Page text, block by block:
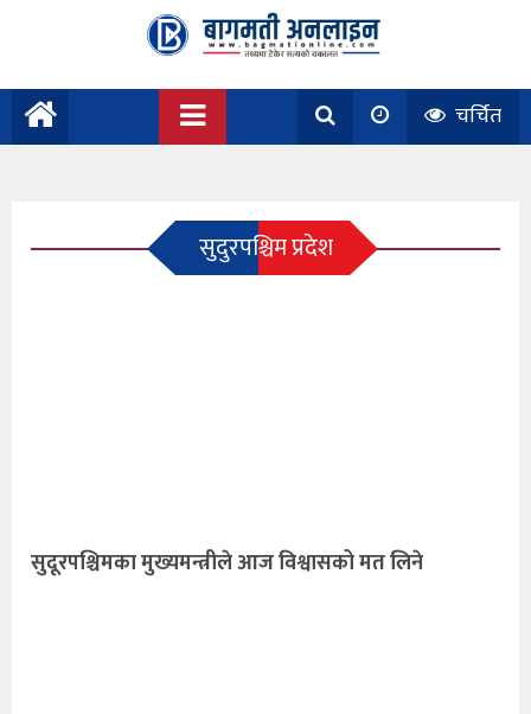
चर्चित
सुदुरपश्चिम प्रदेश
सुदूरपश्चिमका मुख्यमन्त्रीले आज विश्वासको मत लिने